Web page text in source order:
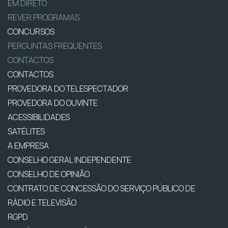
EM DIRETO
REVER PROGRAMAS
CONCURSOS
PERGUNTAS FREQUENTES
CONTACTOS
CONTACTOS
PROVEDORA DO TELESPECTADOR
PROVEDORA DO OUVINTE
ACESSIBILIDADES
SATÉLITES
A EMPRESA
CONSELHO GERAL INDEPENDENTE
CONSELHO DE OPINIÃO
CONTRATO DE CONCESSÃO DO SERVIÇO PÚBLICO DE
RÁDIO E TELEVISÃO
RGPD